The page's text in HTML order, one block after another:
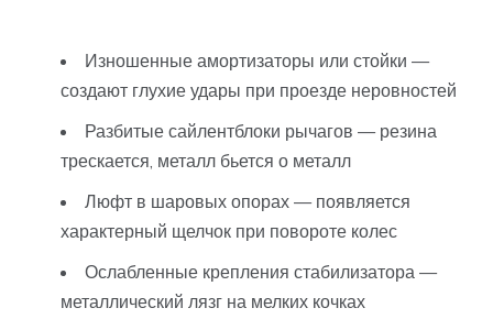
Изношенные амортизаторы или стойки —
создают глухие удары при проезде неровностей
Разбитые сайлентблоки рычагов — резина
трескается, металл бьется о металл
Люфт в шаровых опорах — появляется
характерный щелчок при повороте колес
Ослабленные крепления стабилизатора —
металлический лязг на мелких кочках